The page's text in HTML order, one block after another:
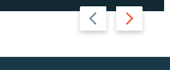
Назад Вперед